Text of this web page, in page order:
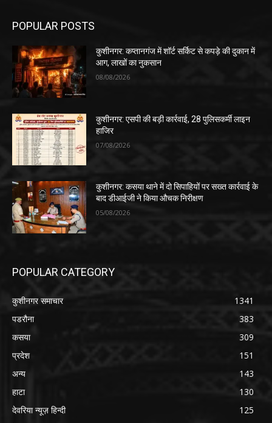
POPULAR POSTS
कुशीनगर: कप्तानगंज में शॉर्ट सर्किट से कपड़े की दुकान में
आग, लाखों का नुकसान
08/08/2026
कुशीनगर: एसपी की बड़ी कार्रवाई, 28 पुलिसकर्मी लाइन
हाजिर
07/08/2026
कुशीनगर: कसया थाने में दो सिपाहियों पर सख्त कार्रवाई के
बाद डीआईजी ने किया औचक निरीक्षण
05/08/2026
POPULAR CATEGORY
कुशीनगर समाचार
1341
पडरौना
383
कसया
309
प्रदेश
151
अन्य
143
हाटा
130
देवरिया न्यूज़ हिन्दी
125